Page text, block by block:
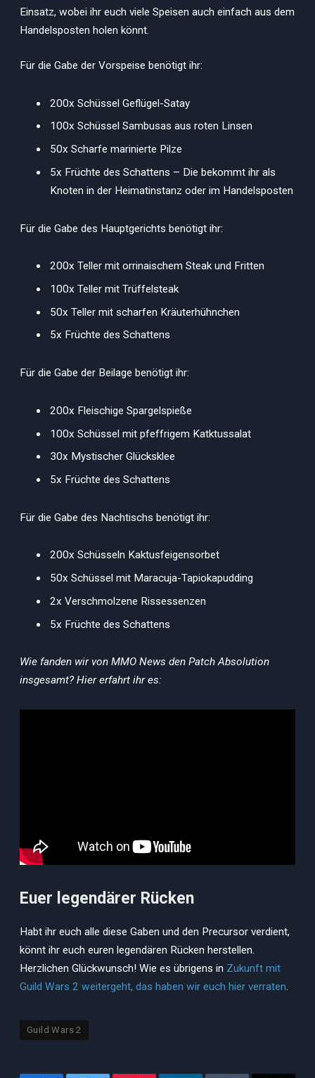
Einsatz, wobei ihr euch viele Speisen auch einfach aus dem
Handelsposten holen könnt.
Für die Gabe der Vorspeise benötigt ihr:
200x Schüssel Geflügel-Satay
100x Schüssel Sambusas aus roten Linsen
50x Scharfe marinierte Pilze
5x Früchte des Schattens – Die bekommt ihr als
Knoten in der Heimatinstanz oder im Handelsposten
Für die Gabe des Hauptgerichts benötigt ihr:
200x Teller mit orrinaischem Steak und Fritten
100x Teller mit Trüffelsteak
50x Teller mit scharfen Kräuterhühnchen
5x Früchte des Schattens
Für die Gabe der Beilage benötigt ihr:
200x Fleischige Spargelspieße
100x Schüssel mit pfeffrigem Katktussalat
30x Mystischer Glücksklee
5x Früchte des Schattens
Für die Gabe des Nachtischs benötigt ihr:
200x Schüsseln Kaktusfeigensorbet
50x Schüssel mit Maracuja-Tapiokapudding
2x Verschmolzene Rissessenzen
5x Früchte des Schattens
Wie fanden wir von MMO News den Patch Absolution
insgesamt? Hier erfahrt ihr es:
Euer legendärer Rücken
Habt ihr euch alle diese Gaben und den Precursor verdient,
könnt ihr euch euren legendären Rücken herstellen.
Herzlichen Glückwunsch! Wie es übrigens in Zukunft mit
Guild Wars 2 weitergeht, das haben wir euch hier verraten.
Guild Wars 2